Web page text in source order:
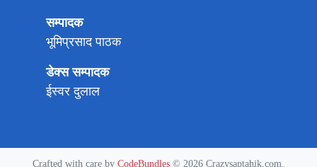
सम्पादक
भूमिप्रसाद पाठक
डेक्स सम्पादक
ईस्वर दुलाल
Crafted with care by CodeBundles © 2026 Crazysaptahik.com.